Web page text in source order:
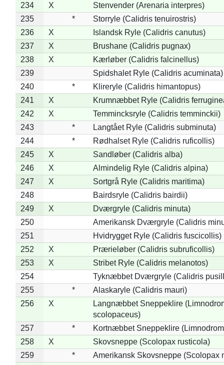
234 X
Stenvender (Arenaria interpres)
235
*
Storryle (Calidris tenuirostris)
236
X
Islandsk Ryle (Calidris canutus)
237
X
Brushane (Calidris pugnax)
238
X
Kærløber (Calidris falcinellus)
239
Spidshalet Ryle (Calidris acuminata)
240
*
Klireryle (Calidris himantopus)
241
X
Krumnæbbet Ryle (Calidris
242
X
Temmincksryle (Calidris temminckii)
243
*
Langtået Ryle (Calidris subminuta)
244
*
Rødhalset Ryle (Calidris ruficollis)
245
X
Sandløber (Calidris alba)
246
X
Almindelig Ryle (Calidris alpina)
247
X
Sortgrå Ryle (Calidris maritima)
248
Bairdsryle (Calidris bairdii)
249
X
Dværgryle (Calidris minuta)
250
Amerikansk Dværgryle (Calidris
251
Hvidrygget Ryle (Calidris fuscicollis)
252
X
Prærieløber (Calidris subruficollis)
253
X
Stribet Ryle (Calidris melanotos)
254
Tyknæbbet Dværgryle (Calidris
255
*
Alaskaryle (Calidris mauri)
256
X
Langnæbbet Sneppeklire
scolopaceus)
257
*
Kortnæbbet Sneppeklire
258
X
Skovsneppe (Scolopax rusticola)
259
*
Amerikansk Skovsneppe (Scolopax